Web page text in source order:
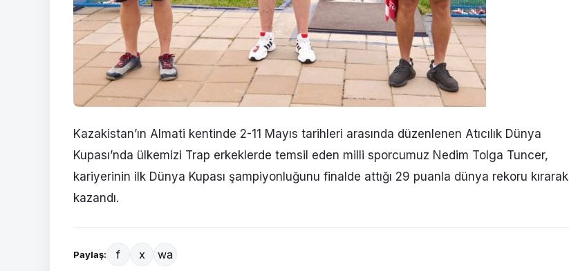
Kazakistan’ın Almati kentinde 2-11 Mayıs tarihleri arasında düzenlenen Atıcılık Dünya
Kupası’nda ülkemizi Trap erkeklerde temsil eden milli sporcumuz Nedim Tolga Tuncer,
kariyerinin ilk Dünya Kupası şampiyonluğunu finalde attığı 29 puanla dünya rekoru kırarak
kazandı.
Paylaş: f x wa